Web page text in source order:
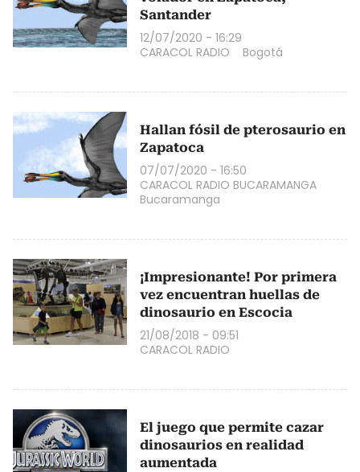
Santander
12/07/2020 - 16:29
CARACOL RADIO
Bogotá
Hallan fósil de pterosaurio en
Zapatoca
07/07/2020 - 16:50
CARACOL RADIO BUCARAMANGA
Bucaramanga
¡Impresionante! Por primera
vez encuentran huellas de
dinosaurio en Escocia
21/08/2018 - 09:51
CARACOL RADIO
El juego que permite cazar
dinosaurios en realidad
aumentada